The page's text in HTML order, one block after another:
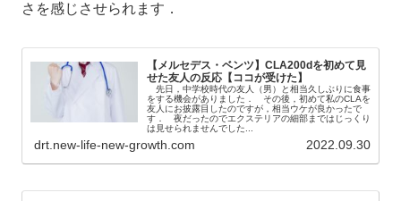
さを感じさせられます．
【メルセデス・ベンツ】CLA200dを初めて見
せた友人の反応【ココが受けた】
先日，中学校時代の友人（男）と相当久しぶりに食事
をする機会がありました． その後，初めて私のCLAを
友人にお披露目したのですが，相当ウケが良かったで
す． 夜だったのでエクステリアの細部まではじっくり
は見せられませんでした...
drt.new-life-new-growth.com 2022.09.30